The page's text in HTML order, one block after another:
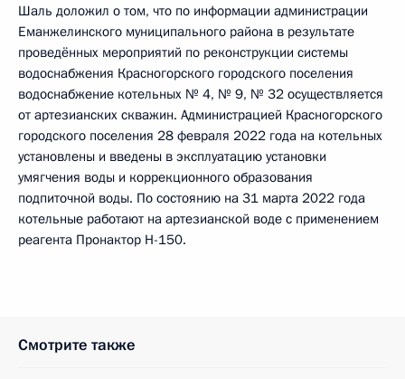
Шаль доложил о том, что по информации администрации
Еманжелинского муниципального района в результате
проведённых мероприятий по реконструкции системы
водоснабжения Красногорского городского поселения
водоснабжение котельных № 4, № 9, № 32 осуществляется
от артезианских скважин. Администрацией Красногорского
городского поселения 28 февраля 2022 года на котельных
установлены и введены в эксплуатацию установки
умягчения воды и коррекционного образования
подпиточной воды. По состоянию на 31 марта 2022 года
котельные работают на артезианской воде с применением
реагента Пронактор Н-150.
Смотрите также